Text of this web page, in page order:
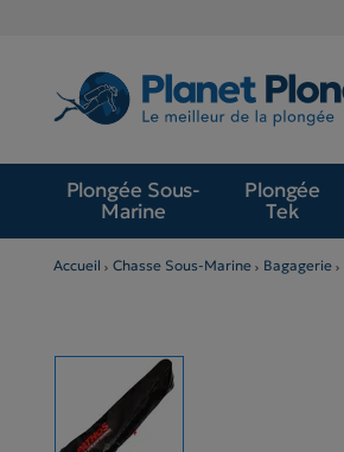
Plongée Sous-
Marine
Plongée
Tek
Accueil Chasse Sous-Marine Bagagerie